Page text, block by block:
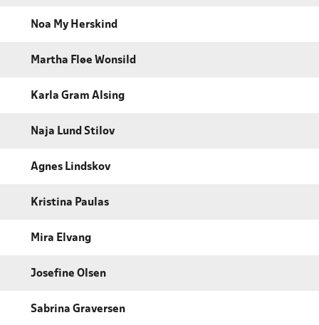
Noa My Herskind
Martha Fløe Wonsild
Karla Gram Alsing
Naja Lund Stilov
Agnes Lindskov
Kristina Paulas
Mira Elvang
Josefine Olsen
Sabrina Graversen